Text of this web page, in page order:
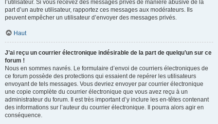
l’utilisateur. Si vous recevez des messages privés de manière abusive de la
part d’un autre utilisateur, rapportez ces messages aux modérateurs. Ils
peuvent empêcher un utilisateur d’envoyer des messages privés.
Haut
J’ai reçu un courrier électronique indésirable de la part de quelqu’un sur ce
forum !
Nous en sommes navrés. Le formulaire d’envoi de courriers électroniques de
ce forum possède des protections qui essaient de repérer les utilisateurs
envoyant de tels messages. Vous devriez envoyer par courrier électronique
une copie complète du courrier électronique que vous avez reçu à un
administrateur du forum. Il est très important d’y inclure les en-têtes contenant
des informations sur l’auteur du courrier électronique. Il pourra alors agir en
conséquence.